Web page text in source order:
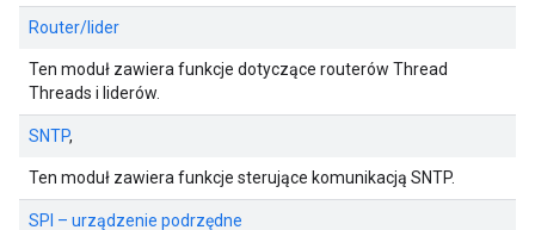
Router/lider
Ten moduł zawiera funkcje dotyczące routerów Thread
Threads i liderów.
SNTP,
Ten moduł zawiera funkcje sterujące komunikacją SNTP.
SPI – urządzenie podrzędne